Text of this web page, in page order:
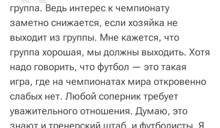
группа. Ведь интерес к чемпионату
заметно снижается, если хозяйка не
выходит из группы. Мне кажется, что
группа хорошая, мы должны выходить. Хотя
надо говорить, что футбол — это такая
игра, где на чемпионатах мира откровенно
слабых нет. Любой соперник требует
уважительного отношения. Думаю, это